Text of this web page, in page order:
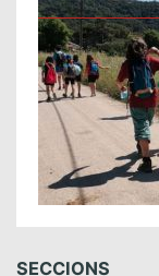
SECCIONS